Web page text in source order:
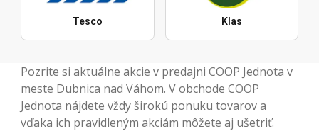
Tesco Klas
Pozrite si aktuálne akcie v predajni COOP Jednota v
meste Dubnica nad Váhom. V obchode COOP
Jednota nájdete vždy širokú ponuku tovarov a
vďaka ich pravidleným akciám môžete aj ušetriť.